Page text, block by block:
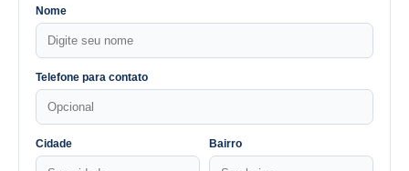
Nome
Telefone para contato
Cidade Bairro